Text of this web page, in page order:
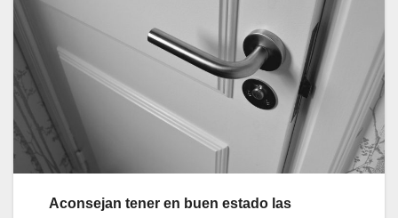
Aconsejan tener en buen estado las